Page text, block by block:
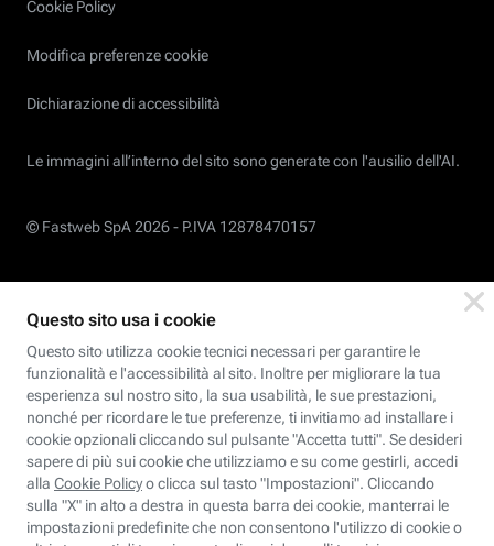
Cookie Policy
Modifica preferenze cookie
Dichiarazione di accessibilità
Le immagini all’interno del sito sono generate con l'ausilio dell'AI.
© Fastweb SpA 2026 - P.IVA 12878470157